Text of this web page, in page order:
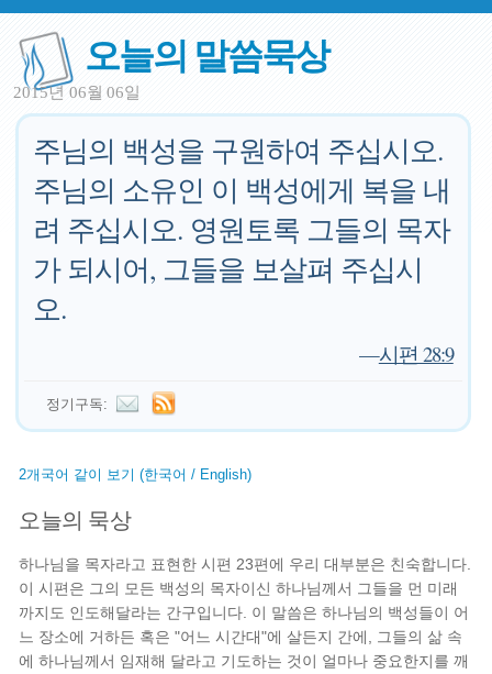
오늘의 말씀묵상
2015년 06월 06일
주님의 백성을 구원하여 주십시오.
주님의 소유인 이 백성에게 복을 내
려 주십시오. 영원토록 그들의 목자
가 되시어, 그들을 보살펴 주십시
오.
—시편 28:9
정기구독:
2개국어 같이 보기 (한국어 / English)
오늘의 묵상
하나님을 목자라고 표현한 시편 23편에 우리 대부분은 친숙합니다.
이 시편은 그의 모든 백성의 목자이신 하나님께서 그들을 먼 미래
까지도 인도해달라는 간구입니다. 이 말씀은 하나님의 백성들이 어
느 장소에 거하든 혹은 "어느 시간대"에 살든지 간에, 그들의 삶 속
에 하나님께서 임재해 달라고 기도하는 것이 얼마나 중요한지를 깨